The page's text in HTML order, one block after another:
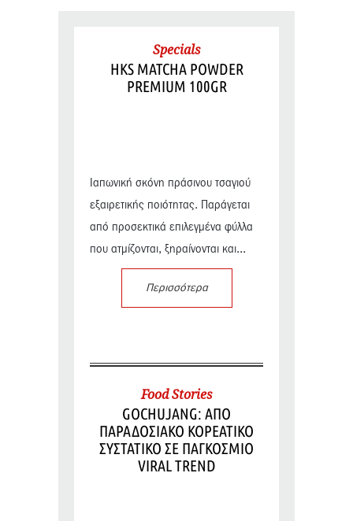
Specials
HKS MATCHA POWDER
PREMIUM 100GR
Ιαπωνική σκόνη πράσινου τσαγιού
εξαιρετικής ποιότητας. Παράγεται
από προσεκτικά επιλεγμένα φύλλα
που ατμίζονται, ξηραίνονται και...
Περισσότερα
Food Stories
GOCHUJANG: ΑΠΟ
ΠΑΡΑΔΟΣΙΑΚΟ ΚΟΡΕΑΤΙΚΟ
ΣΥΣΤΑΤΙΚΟ ΣΕ ΠΑΓΚΟΣΜΙΟ
VIRAL TREND